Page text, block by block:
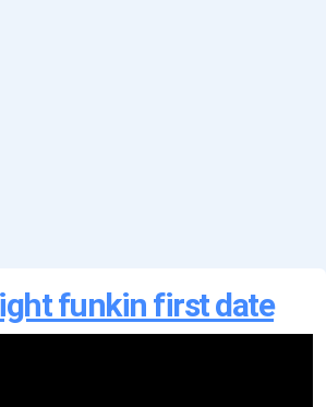
funkin first date